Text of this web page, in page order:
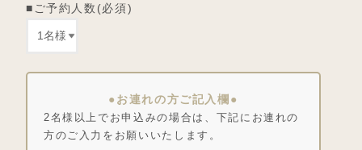
■ご予約人数(必須)
●お連れの方ご記入欄●
2名様以上でお申込みの場合は、下記にお連れの
方のご入力をお願いいたします。